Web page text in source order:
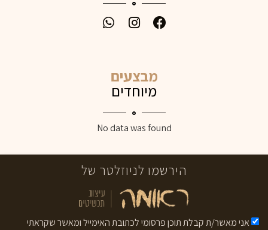
מבצעים
מיוחדים
No data was found
הירשמו לניוזלטר של
אני מאשר/ת קבלת תוכן פרסומי לכתובת האימייל ומאשר שקראתי